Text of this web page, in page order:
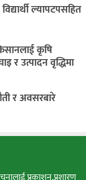
ल्यापटपसहित
कृषि
र उत्पादन वृद्धिमा
र अवसरबारे